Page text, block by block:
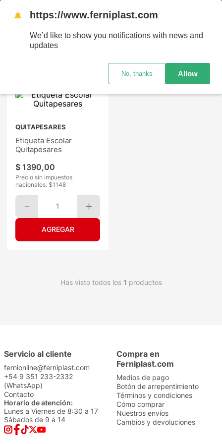
Ordenar por
QUITAPESARES
Etiqueta Escolar
Quitapesares
$ 1390,00
Precio sin impuestos
nacionales: $1148
1
Has visto todos los 1 productos
Servicio al cliente
fernionline@ferniplast.com
+54 9 351 233-2332
(WhatsApp)
Contacto
Horario de atención:
Lunes a Viernes de 8:30 a 17
Sábados de 9 a 14
Compra en
Ferniplast.com
Medios de pago
Botón de arrepentimiento
Términos y condiciones
Cómo comprar
Nuestros envíos
Cambios y devoluciones
🔔 https://www.ferniplast.com
We’d like to show you notifications with news and
updates
No, thanks Allow